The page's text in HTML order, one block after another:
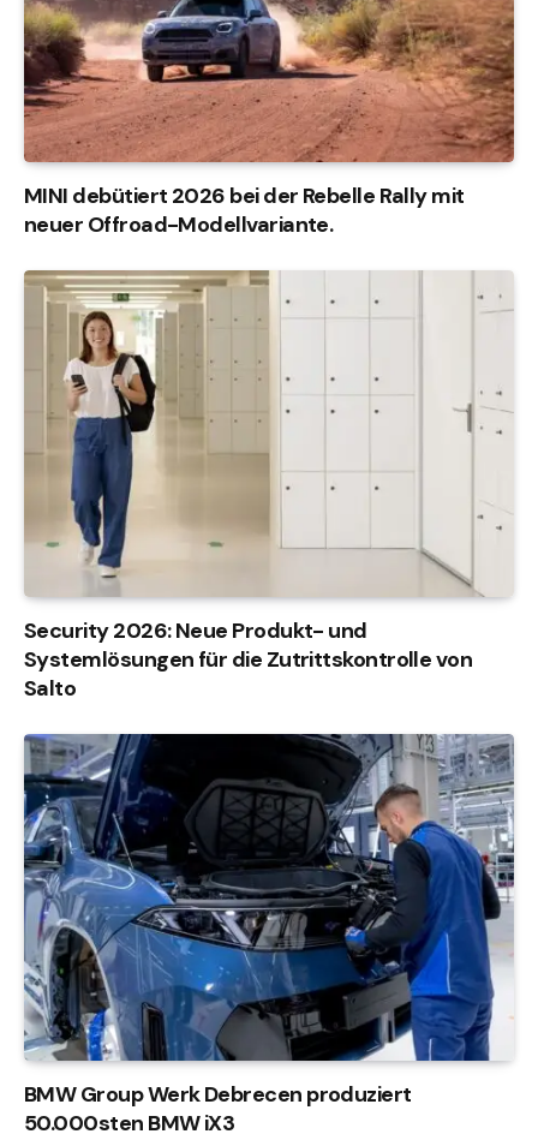
MINI debütiert 2026 bei der Rebelle Rally mit
neuer Offroad-Modellvariante.
Security 2026: Neue Produkt- und
Systemlösungen für die Zutrittskontrolle von
Salto
BMW Group Werk Debrecen produziert
50.000sten BMW iX3